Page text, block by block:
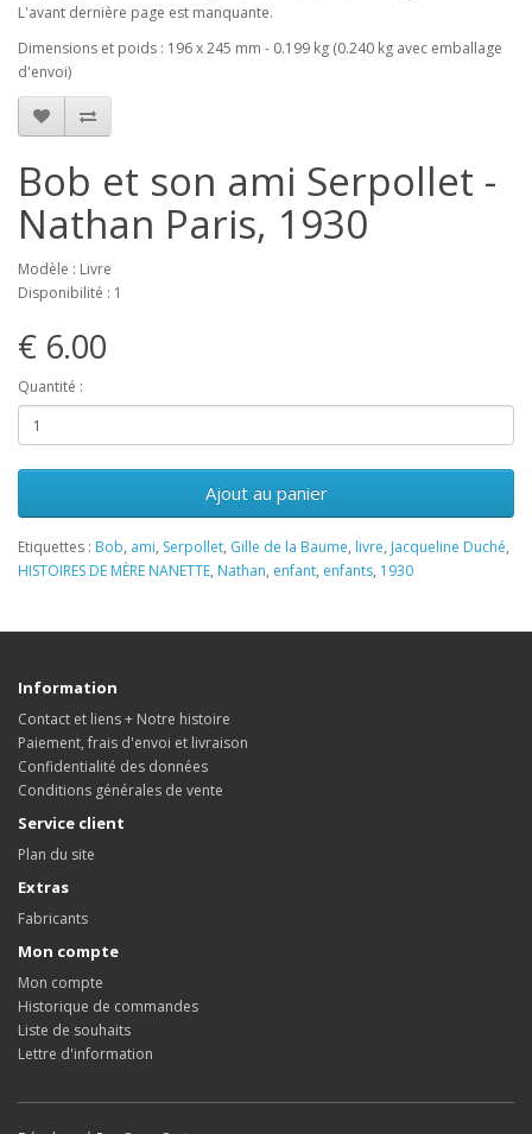
L'avant dernière page est manquante.
Dimensions et poids : 196 x 245 mm - 0.199 kg (0.240 kg avec emballage
d'envoi)
Bob et son ami Serpollet -
Nathan Paris, 1930
Modèle : Livre
Disponibilité : 1
€ 6.00
Quantité :
Ajout au panier
Etiquettes : Bob, ami, Serpollet, Gille de la Baume, livre, Jacqueline Duché,
HISTOIRES DE MÈRE NANETTE, Nathan, enfant, enfants, 1930
Information
Contact et liens + Notre histoire
Paiement, frais d'envoi et livraison
Confidentialité des données
Conditions générales de vente
Service client
Plan du site
Extras
Fabricants
Mon compte
Mon compte
Historique de commandes
Liste de souhaits
Lettre d'information